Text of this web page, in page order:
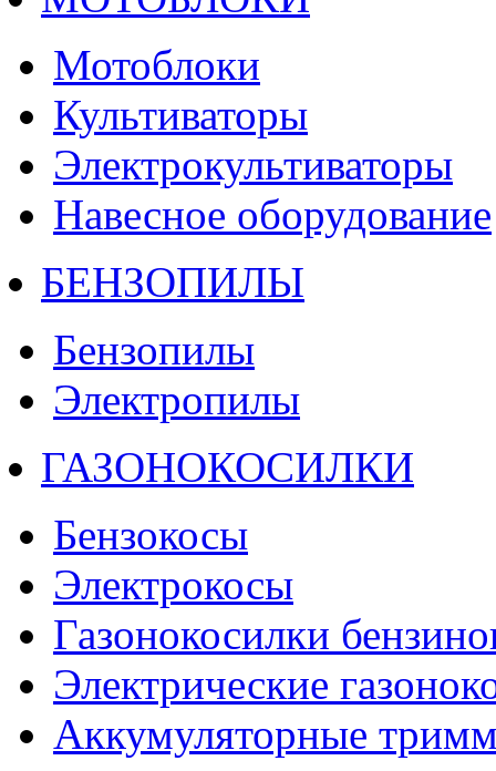
Мотоблоки
Культиваторы
Электрокультиваторы
Навесное оборудование
БЕНЗОПИЛЫ
Бензопилы
Электропилы
ГАЗОНОКОСИЛКИ
Бензокосы
Электрокосы
Газонокосилки
Электрические
Аккумуляторные